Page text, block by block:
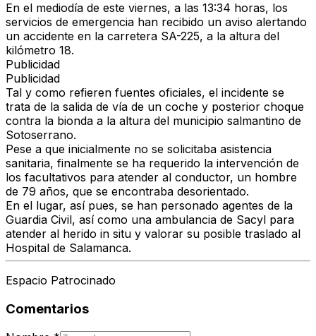
En el mediodía de este viernes, a las 13:34 horas, los
servicios de emergencia han recibido un aviso alertando
un accidente en la carretera SA-225, a la altura del
kilómetro 18.
Publicidad
Publicidad
Tal y como refieren fuentes oficiales, el incidente se
trata de la salida de vía de un coche y posterior choque
contra la bionda a la altura del municipio salmantino de
Sotoserrano.
Pese a que inicialmente no se solicitaba asistencia
sanitaria, finalmente se ha requerido la intervención de
los facultativos para atender al conductor, un hombre
de 79 años, que se encontraba desorientado.
En el lugar, así pues, se han personado agentes de la
Guardia Civil, así como una ambulancia de Sacyl para
atender al herido in situ y valorar su posible traslado al
Hospital de Salamanca.
Espacio Patrocinado
Comentarios